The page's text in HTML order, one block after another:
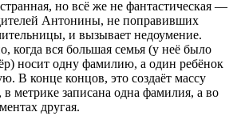
но всё же не фантастическая —
Антонины, не поправивших
и вызывает недоумение.
когда вся большая семья (у неё было
носит одну фамилию, а один ребёнок
В конце концов, это создаёт массу
метрике записана одна фамилия, а во
другая.